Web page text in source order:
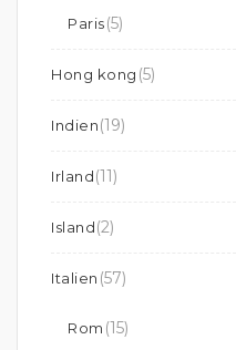
Paris(5)
Hong kong (5)
Indien(19)
Irland(11)
Island(2)
Italien (57)
Rom (15)